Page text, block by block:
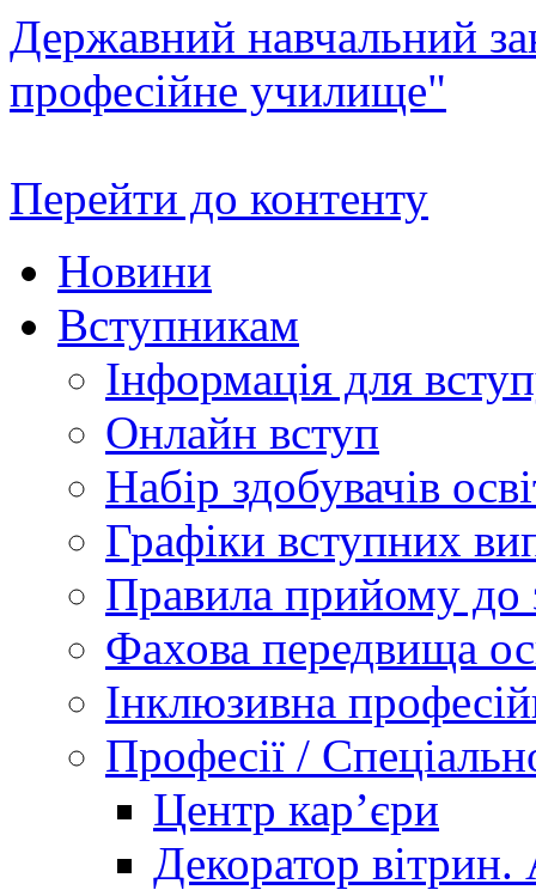
Державний навчальний
професійне училище"
Перейти до контенту
Новини
Вступникам
Інформація для
Онлайн вступ
Набір здобувачів
Графіки вступних
Правила прийому до
Фахова передвища
Інклюзивна
Професії /
Центр кар’єри
Декоратор вітрин.